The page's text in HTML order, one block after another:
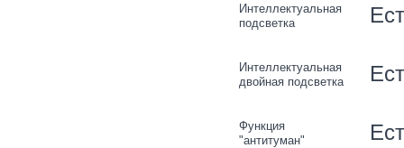
Интеллектуальная
подсветка
Интеллектуальная
двойная подсветка
Функция
"антитуман"